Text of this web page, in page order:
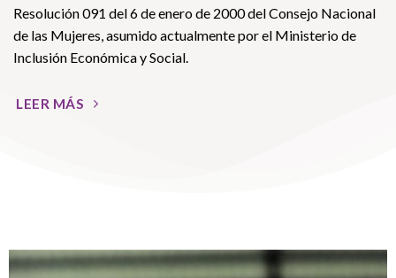
Resolución 091 del 6 de enero de 2000 del Consejo Nacional
de las Mujeres, asumido actualmente por el Ministerio de
Inclusión Económica y Social.
LEER MÁS